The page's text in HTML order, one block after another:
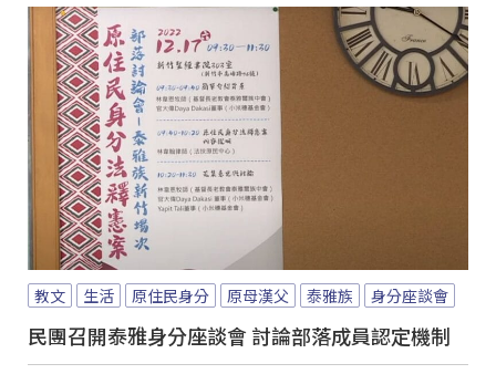
教文 生活 原住民身分 原母漢父 泰雅族 身分座談會
民團召開泰雅身分座談會 討論部落成員認定機制